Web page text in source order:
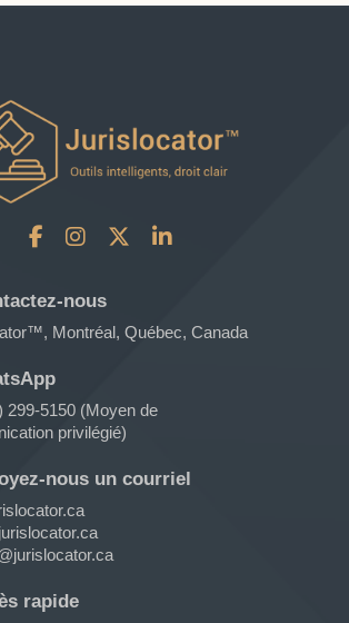
nous
Montréal, Québec, Canada
299-5150 (Moyen de
privilégié)
nous un courriel
rapide